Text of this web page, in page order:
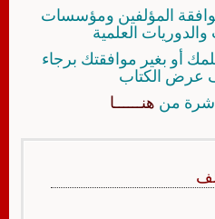
المؤلفين ومؤسسات
العلمية
أو بغير موافقتك برجاء
عرض الكتاب
من هنــــــا